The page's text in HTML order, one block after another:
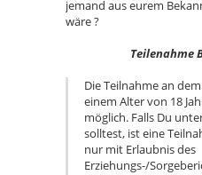
jemand aus eurem
wäre ?
Teilenahme
Die Teilnahme an
einem Alter von 18
möglich. Falls Du
solltest, ist eine
nur mit Erlaubnis des
Erziehungs-/